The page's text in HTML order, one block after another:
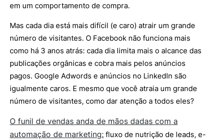
em um comportamento de compra.
Mas cada dia está mais difícil (e caro) atrair um grande
número de visitantes. O Facebook não funciona mais
como há 3 anos atrás: cada dia limita mais o alcance das
publicações orgânicas e cobra mais pelos anúncios
pagos. Google Adwords e anúncios no LinkedIn são
igualmente caros. E mesmo que você atraia um grande
número de visitantes, como dar atenção a todos eles?
O funil de vendas anda de mãos dadas com a
automação de marketing: fluxo de nutrição de leads, e-